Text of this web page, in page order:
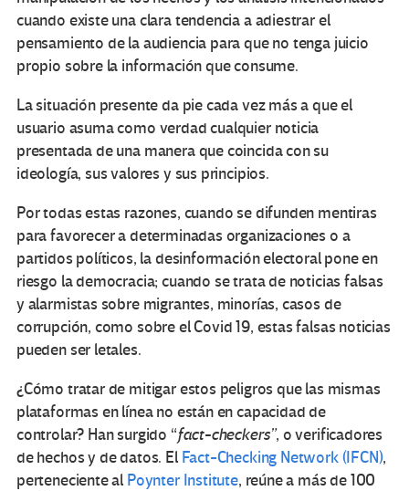
cuando existe una clara tendencia a adiestrar el
pensamiento de la audiencia para que no tenga juicio
propio sobre la información que consume.
La situación presente da pie cada vez más a que el
usuario asuma como verdad cualquier noticia
presentada de una manera que coincida con su
ideología, sus valores y sus principios.
Por todas estas razones, cuando sedifunden mentiras
para favorecer a determinadas organizaciones o a
partidos políticos, la desinformación electoral pone en
riesgo la democracia; cuando se trata de noticias falsas
y alarmistas sobre migrantes, minorías, casos de
corrupción, como sobre el Covid 19, estas falsas noticias
pueden ser letales.
¿Cómo tratar de mitigar estos peligros que las mismas
plataformas en línea no están en capacidad de
controlar? Han surgido “fact-checkers”, o verificadores
de hechos y de datos. El Fact-Checking Network (IFCN),
perteneciente al Poynter Institute, reúne a más de 100